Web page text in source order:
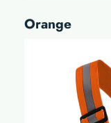
Orange